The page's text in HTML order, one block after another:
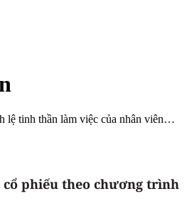
lệ tinh thần làm việc của nhân viên…
phiếu theo chương trình